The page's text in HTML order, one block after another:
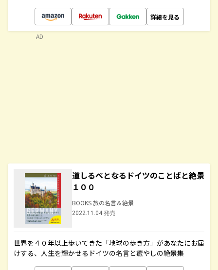
詳細を見る
道しるべとなるドイツのことばと絶景
１００
BOOKS 旅の名言＆絶景
2022.11.04 発売
世界を４０年以上歩いてきた「地球の歩き方」があなたにお届
けする、人生を輝かせるドイツの名言と癒やしの絶景集
AD